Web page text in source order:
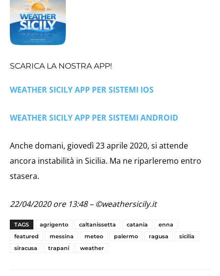
SCARICA LA NOSTRA APP!
WEATHER SICILY APP PER SISTEMI IOS
WEATHER SICILY APP PER SISTEMI ANDROID
Anche domani, giovedì 23 aprile 2020, si attende
ancora instabilità in Sicilia. Ma ne riparleremo entro
stasera.
22/04/2020 ore 13:48 – ©weathersicily.it
TAGS agrigento caltanissetta catania
enna
featured
messina meteo palermo ragusa
sicilia
siracusa
trapani weather